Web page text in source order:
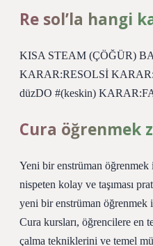
Re sol’la hangi
KISA STEAM (ÇÖĞÜR)
KARAR:RESOLSİ
düzDO #(keskin)
Cura öğrenmek
Yeni bir enstrüman öğrenmek
nispeten kolay ve taşıması
yeni bir enstrüman öğrenmek
Cura kursları, öğrencilere en
çalma tekniklerini ve temel